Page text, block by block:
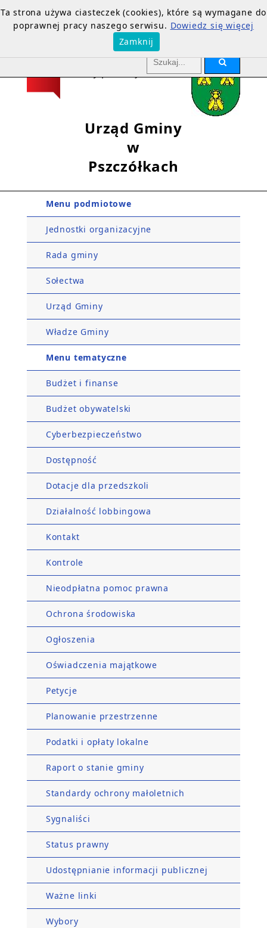
Urząd Gminy
w
Pszczółkach
Menu podmiotowe
Jednostki organizacyjne
Rada gminy
Sołectwa
Urząd Gminy
Władze Gminy
Menu tematyczne
Budżet i finanse
Budżet obywatelski
Cyberbezpieczeństwo
Dostępność
Dotacje dla przedszkoli
Działalność lobbingowa
Kontakt
Kontrole
Nieodpłatna pomoc prawna
Ochrona środowiska
Ogłoszenia
Oświadczenia majątkowe
Petycje
Planowanie przestrzenne
Podatki i opłaty lokalne
Raport o stanie gminy
Standardy ochrony małoletnich
Sygnaliści
Status prawny
Udostępnianie informacji publicznej
Ważne linki
Wybory
Ta strona używa ciasteczek (cookies), które są wymagane do
poprawnej pracy naszego serwisu. Dowiedz się więcej
Zamknij